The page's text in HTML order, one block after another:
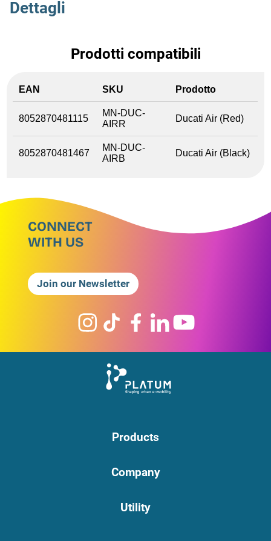
Dettagli
Prodotti compatibili
EAN SKU Prodotto
8052870481115
MN-DUC-
AIRR
Ducati Air (Red)
8052870481467
MN-DUC-
AIRB
Ducati Air (Black)
CONNECT
WITH US
Join our Newsletter
Products
Company
Utility